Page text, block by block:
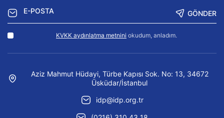
GÖNDER
KVKK aydınlatma metnini okudum, anladım.
Aziz Mahmut Hüdayi, Türbe Kapısı Sok. No: 13, 34672
Üsküdar/İstanbul
idp@idp.org.tr